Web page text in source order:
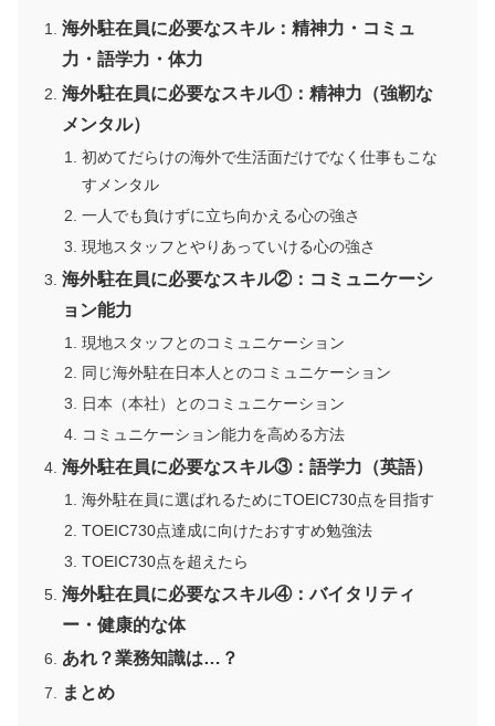
海外駐在員に必要なスキル：精神力・コミュ
力・語学力・体力
海外駐在員に必要なスキル①：精神力（強靭な
メンタル）
初めてだらけの海外で生活面だけでなく仕事もこな
すメンタル
一人でも負けずに立ち向かえる心の強さ
現地スタッフとやりあっていける心の強さ
海外駐在員に必要なスキル②：コミュニケーシ
ョン能力
現地スタッフとのコミュニケーション
同じ海外駐在日本人とのコミュニケーション
日本（本社）とのコミュニケーション
コミュニケーション能力を高める方法
海外駐在員に必要なスキル③：語学力（英語）
海外駐在員に選ばれるためにTOEIC730点を目指す
TOEIC730点達成に向けたおすすめ勉強法
TOEIC730点を超えたら
海外駐在員に必要なスキル④：バイタリティ
ー・健康的な体
あれ？業務知識は…？
まとめ